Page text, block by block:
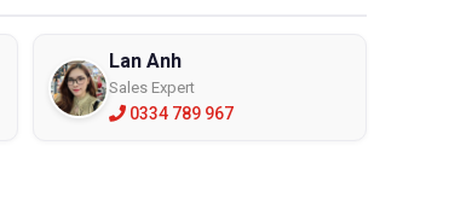
Lan Anh
Sales Expert
0334 789 967